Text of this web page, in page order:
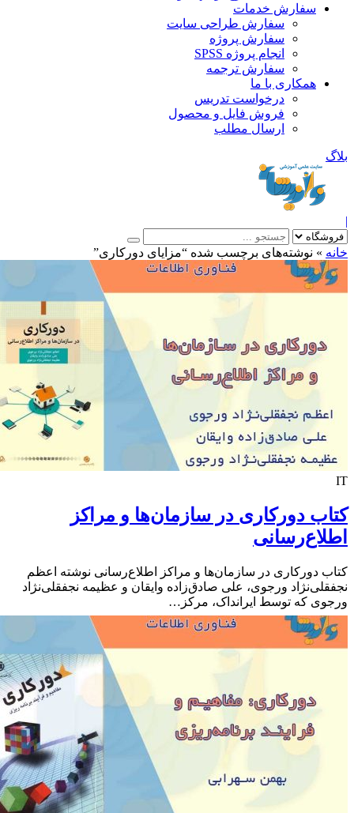
سفارش خدمات
سفارش طراحی سایت
سفارش پروژه
انجام پروژه SPSS
سفارش ترجمه
همکاری با ما
درخواست تدریس
فروش فایل و محصول
ارسال مطلب
»نوشته‌های برچسب شده “مزایای دورکاری”
دورکاری در سازمان‌ها و مراکز
دورکاری در سازمان‌ها و مراکز اطلاع‌رسانی نوشته اعظم
ورجوی، علی صادق‌زاده وایقان و عظیمه نجفقلی‌نژاد
که توسط ایرانداک، مركز…